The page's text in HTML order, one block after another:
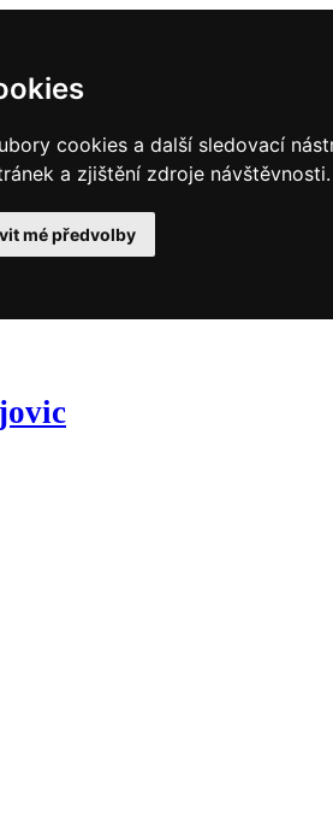
cookies a další sledovací
a zjištění zdroje návštěvnosti.
mé předvolby